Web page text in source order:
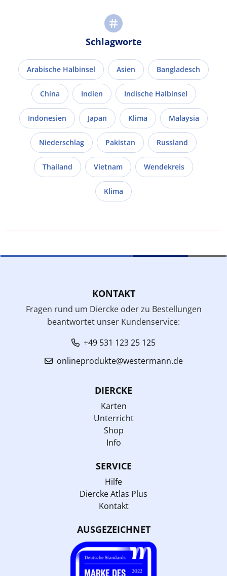
Schlagworte
Arabische Halbinsel Asien Bangladesch
China Indien Indische Halbinsel
Indonesien Japan Klima Malaysia
Niederschlag Pakistan Russland
Thailand Vietnam Wendekreis
Klima
KONTAKT
Fragen rund um Diercke oder zu Bestellungen
beantwortet unser Kundenservice:
+49 531 123 25 125
onlineprodukte@westermann.de
DIERCKE
Karten
Unterricht
Shop
Info
SERVICE
Hilfe
Diercke Atlas Plus
Kontakt
AUSGEZEICHNET